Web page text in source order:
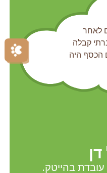
5 ימים לאחר
קבלה
ותוך 3 ימים הכסף היה
עובדת בהייטק.